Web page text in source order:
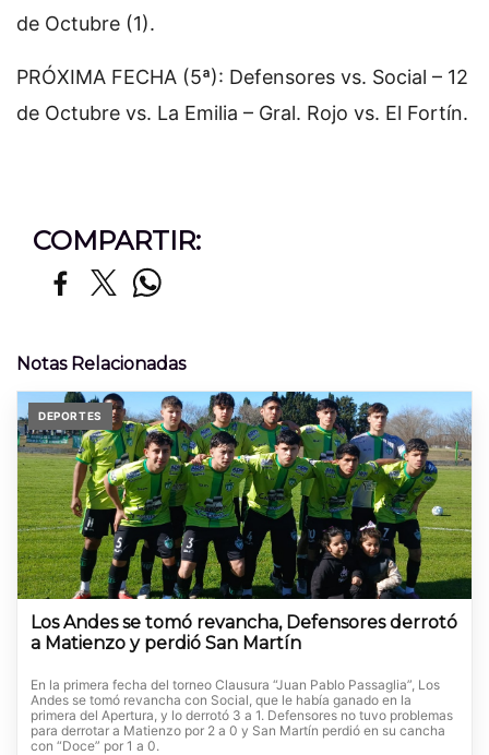
de Octubre (1).
PRÓXIMA FECHA (5ª): Defensores vs. Social – 12
de Octubre vs. La Emilia – Gral. Rojo vs. El Fortín.
COMPARTIR:
Notas Relacionadas
DEPORTES
Los Andes se tomó revancha, Defensores derrotó
a Matienzo y perdió San Martín
En la primera fecha del torneo Clausura “Juan Pablo Passaglia”, Los
Andes se tomó revancha con Social, que le había ganado en la
primera del Apertura, y lo derrotó 3 a 1. Defensores no tuvo problemas
para derrotar a Matienzo por 2 a 0 y San Martín perdió en su cancha
con “Doce” por 1 a 0.